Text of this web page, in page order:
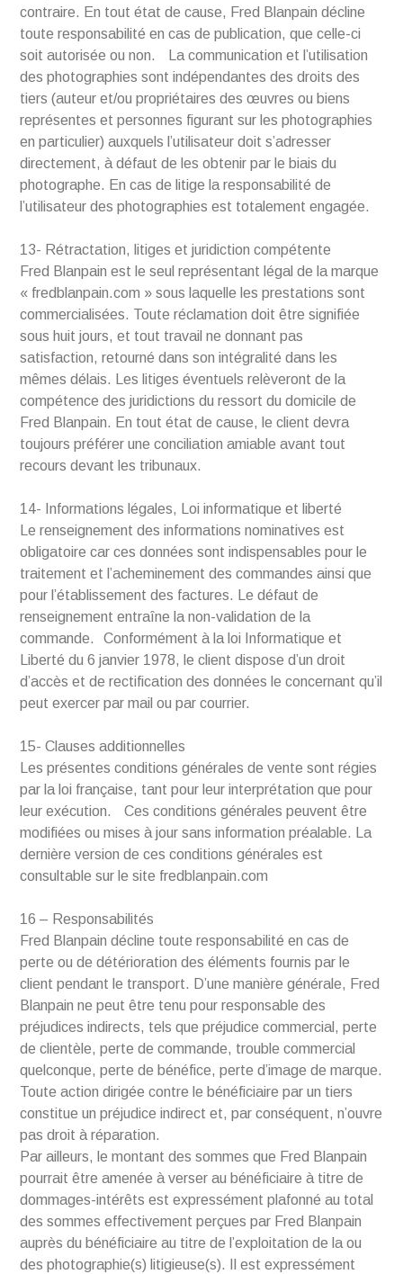
contraire. En tout état de cause, Fred Blanpain décline
toute responsabilité en cas de publication, que celle-ci
soit autorisée ou non. La communication et l’utilisation
des photographies sont indépendantes des droits des
tiers (auteur et/ou propriétaires des œuvres ou biens
représentes et personnes figurant sur les photographies
en particulier) auxquels l’utilisateur doit s’adresser
directement, à défaut de les obtenir par le biais du
photographe. En cas de litige la responsabilité de
l’utilisateur des photographies est totalement engagée.
13- Rétractation, litiges et juridiction compétente
Fred Blanpain est le seul représentant légal de la marque
« fredblanpain.com » sous laquelle les prestations sont
commercialisées. Toute réclamation doit être signifiée
sous huit jours, et tout travail ne donnant pas
satisfaction, retourné dans son intégralité dans les
mêmes délais. Les litiges éventuels relèveront de la
compétence des juridictions du ressort du domicile de
Fred Blanpain. En tout état de cause, le client devra
toujours préférer une conciliation amiable avant tout
recours devant les tribunaux.
14- Informations légales, Loi informatique et liberté
Le renseignement des informations nominatives est
obligatoire car ces données sont indispensables pour le
traitement et l’acheminement des commandes ainsi que
pour l’établissement des factures. Le défaut de
renseignement entraîne la non-validation de la
commande. Conformément à la loi Informatique et
Liberté du 6 janvier 1978, le client dispose d’un droit
d’accès et de rectification des données le concernant qu’il
peut exercer par mail ou par courrier.
15- Clauses additionnelles
Les présentes conditions générales de vente sont régies
par la loi française, tant pour leur interprétation que pour
leur exécution. Ces conditions générales peuvent être
modifiées ou mises à jour sans information préalable. La
dernière version de ces conditions générales est
consultable sur le site fredblanpain.com
16 – Responsabilités
Fred Blanpain décline toute responsabilité en cas de
perte ou de détérioration des éléments fournis par le
client pendant le transport. D’une manière générale, Fred
Blanpain ne peut être tenu pour responsable des
préjudices indirects, tels que préjudice commercial, perte
de clientèle, perte de commande, trouble commercial
quelconque, perte de bénéfice, perte d’image de marque.
Toute action dirigée contre le bénéficiaire par un tiers
constitue un préjudice indirect et, par conséquent, n’ouvre
pas droit à réparation.
Par ailleurs, le montant des sommes que Fred Blanpain
pourrait être amenée à verser au bénéficiaire à titre de
dommages-intérêts est expressément plafonné au total
des sommes effectivement perçues par Fred Blanpain
auprès du bénéficiaire au titre de l’exploitation de la ou
des photographie(s) litigieuse(s). Il est expressément